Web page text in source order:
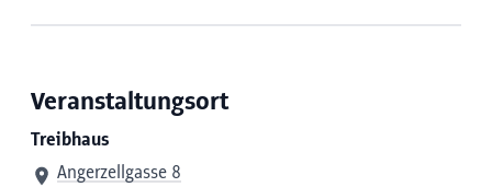
Veranstaltungsort
Treibhaus
Angerzellgasse 8